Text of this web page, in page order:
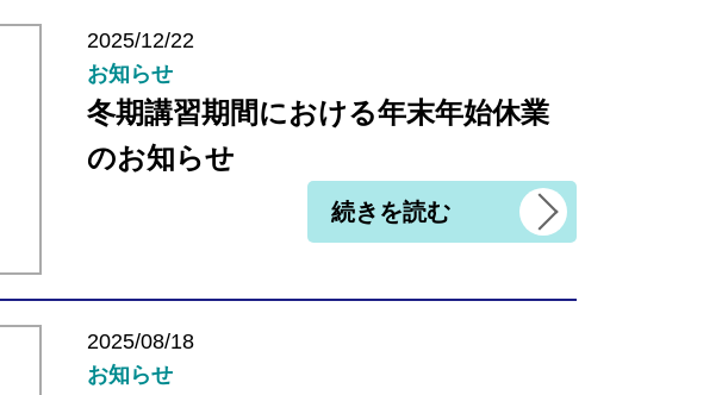
2025/12/22
お知らせ
冬期講習期間における年末年始休業
のお知らせ
続きを読む
2025/08/18
お知らせ